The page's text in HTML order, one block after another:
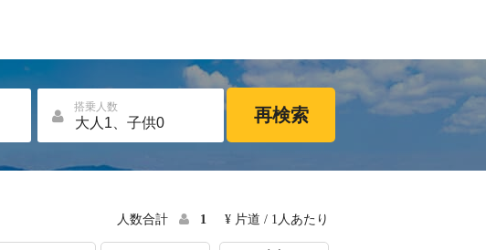
搭乗人数 再検索
人数合計 1 ¥ 片道 / 1人あたり